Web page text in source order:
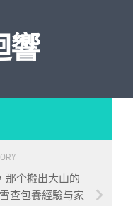
響
那个搬出大山的
查包養經驗与家